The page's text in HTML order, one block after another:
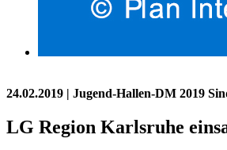
24.02.2019 | Jugend-Hallen-DM 2019
LG Region Karlsruhe